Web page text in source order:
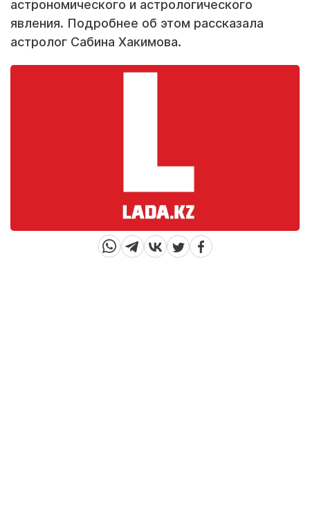
астрономического и астрологического
явления. Подробнее об этом рассказала
астролог Сабина Хакимова.